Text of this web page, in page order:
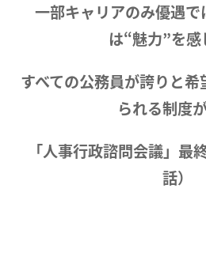
一部キャリアのみ優遇
は“魅力”を感
すべての公務員が誇りと
られる制度
「人事行政諮問会議」最
話）